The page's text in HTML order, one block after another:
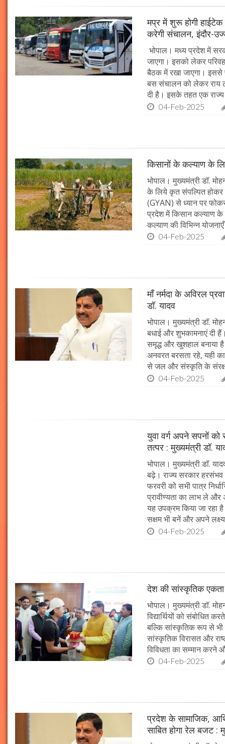
मप्र में शुरू होगी
करेगी संचालन, इंदौर-
भोपाल। मध्य प्रदेश में
जाएगा। इसको लेकर
बैठक में रखा जाएगा। इससे
बस संचालन को लेकर राय
दी है। इसके तहत एक
04-Feb-2025
किसानों के कल्याण के
भोपाल। मुख्यमंत्री डॉ.
के लिये कृत संपल्पित होकर
(GYAN) से ध्यान पर
प्रदेश में किसान कल्याण के
कल्याण की विभिन्न
04-Feb-2025
माँ नर्मदा के अविरल
डॉ. यादव
भोपाल। मुख्यमंत्री डॉ.
बधाई और शुभकामनाएं दी
समृद्ध और खुशहाल बनाया
अनवरत बरसता रहे, यही
से जल और संस्कृति के
04-Feb-2025
युवा वर्ग अपने सपनों
तत्पर : मुख्यमंत्री डॉ.
भोपाल। मुख्यमंत्री डॉ.
बढ़े। राज्य सरकार
फरवरी को सभी पात्र
प्रावीण्यता का लाभ ले और
यह उपक्रम किया जा रहा
सक्षम भी बनें और अपने
04-Feb-2025
देश की सांस्कृतिक
भोपाल। मुख्यमंत्री डॉ.
विद्यार्थियों को संबोधित
बल्कि सांस्कृतिक रूप से भी
सांस्कृतिक विरासत और
विविधता का सम्मान
04-Feb-2025
प्रदेश के सामाजिक,
साबित होगा रेल बजट :